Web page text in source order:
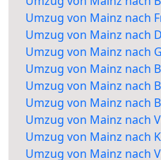
Umzug von Mainz nach
Umzug von Mainz nach
Umzug von Mainz nach
Umzug von Mainz nach
Umzug von Mainz nach
Umzug von Mainz nach
Umzug von Mainz nach
Umzug von Mainz nach
Umzug von Mainz nach